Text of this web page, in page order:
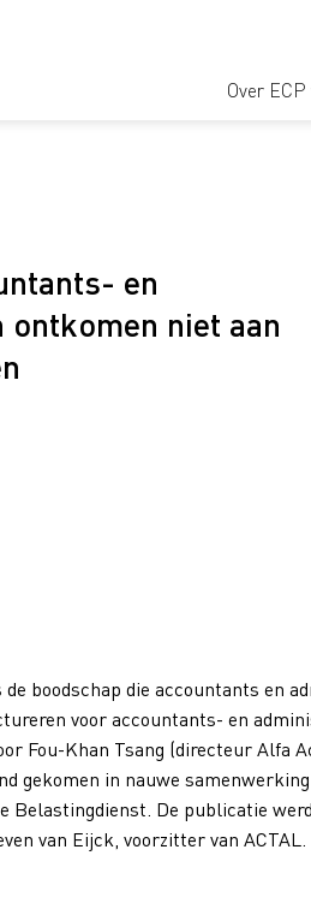
Over ECP
en
niet aan
boodschap die accountants en
voor accountants- en
Fou-Khan Tsang (directeur Alfa
gekomen in nauwe
De publicatie
van Eijck, voorzitter van ACTAL.